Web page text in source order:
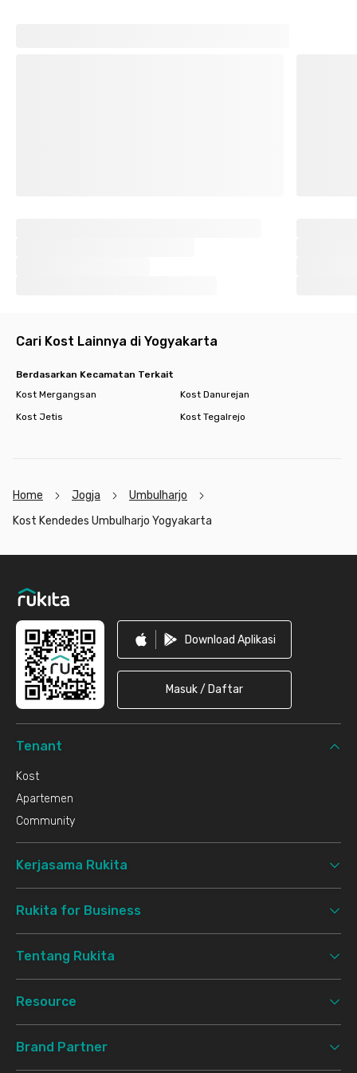
Cari Kost Lainnya di Yogyakarta
Berdasarkan Kecamatan Terkait
Kost Mergangsan
Kost Danurejan
Kost Jetis
Kost Tegalrejo
Home Jogja
Umbulharjo
Kost Kendedes Umbulharjo Yogyakarta
Download Aplikasi
Masuk / Daftar
Tenant
Kost
Apartemen
Community
Kerjasama Rukita
Rukita for Business
Tentang Rukita
Resource
Brand Partner